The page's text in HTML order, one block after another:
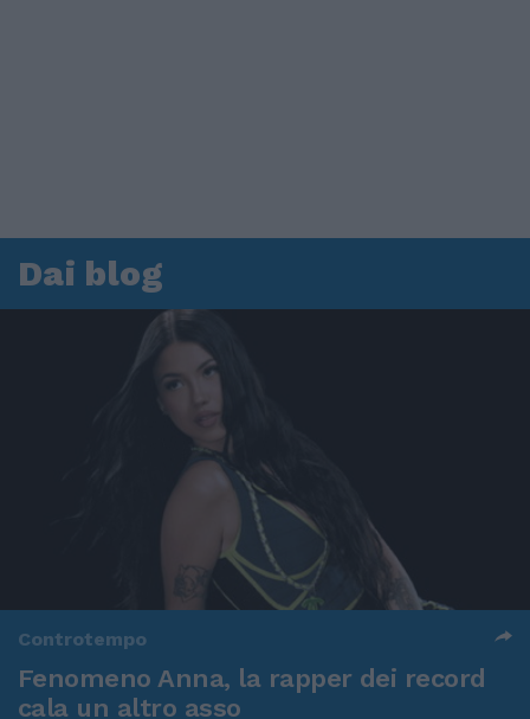
Dai blog
Controtempo
Fenomeno Anna, la rapper dei record
cala un altro asso